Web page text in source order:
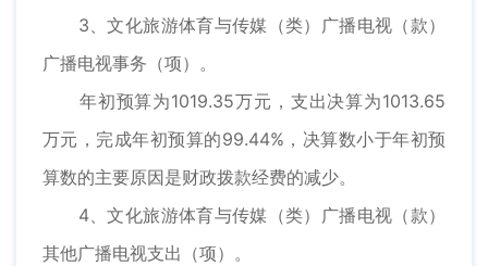
3、文化旅游体育与传媒（类）广播电视（款）
广播电视事务（项）。
年初预算为1019.35万元，支出决算为1013.65
万元，完成年初预算的99.44%，决算数小于年初预
算数的主要原因是财政拨款经费的减少。
4、文化旅游体育与传媒（类）广播电视（款）
其他广播电视支出（项）。